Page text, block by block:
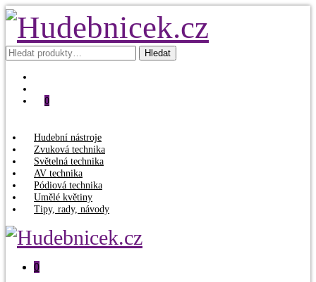
Hledat: Hledat
0
Hudební nástroje
Zvuková technika
Světelná technika
AV technika
Pódiová technika
Umělé květiny
Tipy, rady, návody
0